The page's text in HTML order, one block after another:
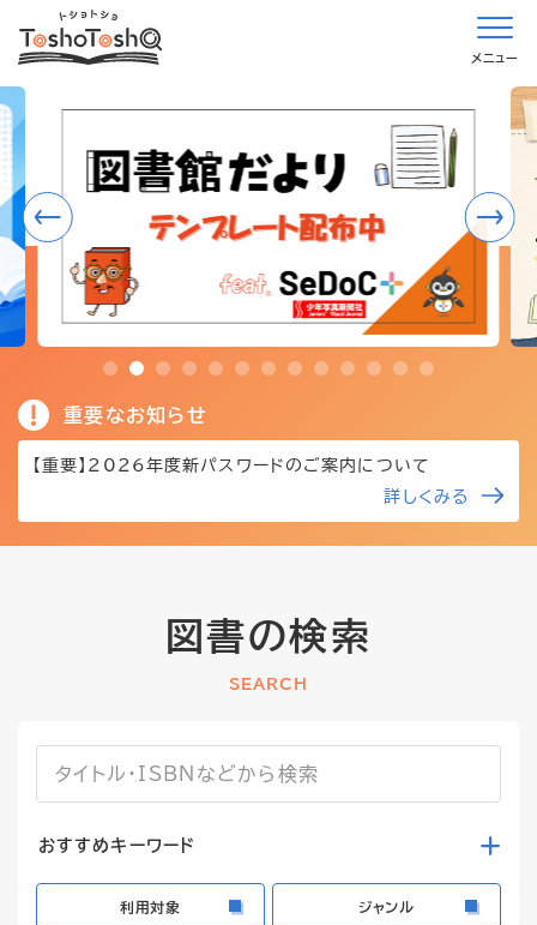
メニュー
重要なお知らせ
【重要】2026年度新パスワードのご案内について
詳しくみる
図書の検索
SEARCH
おすすめキーワード
利用対象 ジャンル